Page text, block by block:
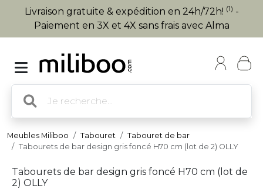
Livraison gratuite & expédition en 24h/72h! (1) -
Paiement en 3X et 4X sans frais avec Alma
Meubles Miliboo Tabouret
Tabouret de bar
Tabourets de bar design gris foncé H70 cm (lot de 2) OLLY
Tabourets de bar design gris foncé H70 cm (lot de
2) OLLY